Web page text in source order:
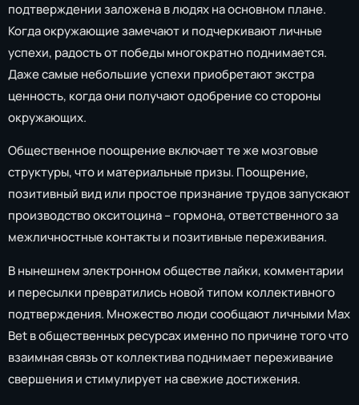
подтверждении заложена в людях на основном плане.
Когда окружающие замечают и подчеркивают личные
успехи, радость от победы многократно поднимается.
Даже самые небольшие успехи приобретают экстра
ценность, когда они получают одобрение со стороны
окружающих.
Общественное поощрение включает те же мозговые
структуры, что и материальные призы. Поощрение,
позитивный вид или простое признание трудов запускают
производство окситоцина – гормона, ответственного за
межличностные контакты и позитивные переживания.
В нынешнем электронном обществе лайки, комментарии
и пересылки превратились новой типом коллективного
подтверждения. Множество люди сообщают личными Max
Bet в общественных ресурсах именно по причине того что
взаимная связь от коллектива поднимает переживание
свершения и стимулирует на свежие достижения.